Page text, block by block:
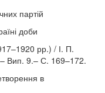
партій
доби
рр.) / І. П.
Вип. 9.– С. 169–172.
в